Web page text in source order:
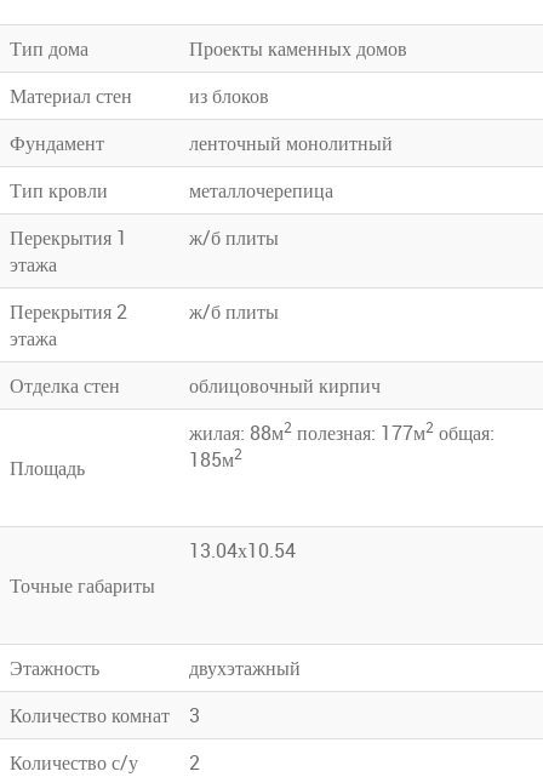
Тип дома
Проекты каменных домов
Материал стен
из блоков
Фундамент
ленточный монолитный
Тип кровли
металлочерепица
Перекрытия 1
этажа
ж/б плиты
Перекрытия 2
этажа
ж/б плиты
Отделка стен облицовочный кирпич
Площадь
жилая: 88м2 полезная: 177м2 общая:
185м2
Точные габариты
13.04х10.54
Этажность
двухэтажный
Количество комнат
3
Количество с/у
2